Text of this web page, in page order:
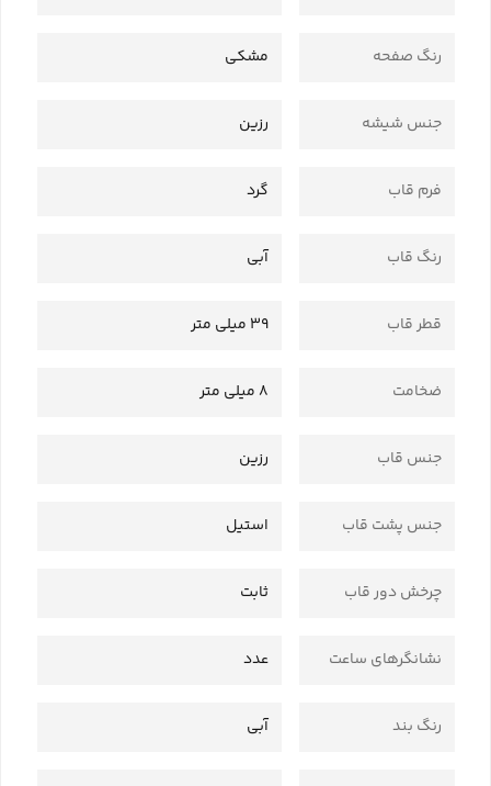
رنگ صفحه مشکی
جنس شیشه رزین
فرم قاب گرد
رنگ قاب آبی
قطر قاب 39 میلی متر
ضخامت 8 میلی متر
جنس قاب رزین
جنس پشت قاب استیل
چرخش دور قاب ثابت
نشانگرهای ساعت عدد
رنگ بند آبی